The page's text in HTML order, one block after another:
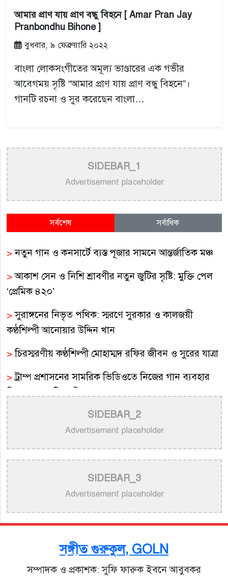
আমার প্রাণ যায় প্রাণ বন্ধু বিহনে [ Amar Pran Jay
Pranbondhu Bihone ]
বুধবার, ৯ ফেব্রুয়ারি ২০২২
বাংলা লোকসংগীতের অমূল্য ভাণ্ডারের এক গভীর
আবেগময় সৃষ্টি “আমার প্রাণ যায় প্রাণ বন্ধু বিহনে”।
গানটি রচনা ও সুর করেছেন বাংলা…
SIDEBAR_1
Advertisement placeholder
সর্বশেষ সর্বাধিক
>নতুন গান ও কনসার্টে ব্যস্ত পূজার সামনে আন্তর্জাতিক মঞ্চ
>আকাশ সেন ও নিশি শ্রাবণীর নতুন জুটির সৃষ্টি: মুক্তি পেল
‘প্রেমিক ৪২০’
>সুরাঙ্গনের নিভৃত পথিক: স্মরণে সুরকার ও কালজয়ী
কণ্ঠশিল্পী আনোয়ার উদ্দিন খান
>চিরস্মরণীয় কণ্ঠশিল্পী মোহাম্মদ রফির জীবন ও সুরের যাত্রা
>ট্রাম্প প্রশাসনের সামরিক ভিডিওতে নিজের গান ব্যবহার
>
নতুন করে ভাইরাল ‘আজ কেন মন উদাসী হয়ে’ গানের
পেছনের গল্প
>
বাংলাদেশ বেতারে সুরকার ও সংগীত পরিচালক হিসেবে
তালিকাভুক্ত হলেন ৯২ শিল্পী
>একই দিনে জন্ম, সুরের টানে বাঁধা পড়া বাংলা গানের অমর
লিসবনে জেমস ও জায়েদ খান: পর্তুগালে প্রবাসীদের বর্ণিল
SIDEBAR_2
Advertisement placeholder
SIDEBAR_3
Advertisement placeholder
সঙ্গীত গুরুকুল, GOLN
সম্পাদক ও প্রকাশক: সুফি ফারুক ইবনে আবুবকর